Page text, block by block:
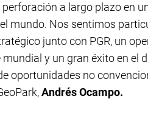
a largo plazo en
mundo. Nos sentimos
junto con PGR, un
y un gran éxito en el
oportunidades no
Andrés Ocampo.